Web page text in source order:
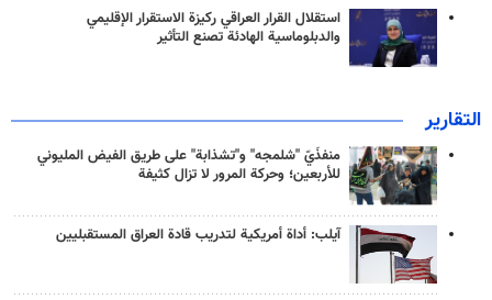
استقلال القرار العراقي ركيزة الاستقرار الإقليمي
والدبلوماسية الهادئة تصنع التأثير
التقارير
منفذَيّ "شلمجه" و"تشذابة" على طريق الفيض المليوني
للأربعين؛ وحركة المرور لا تزال كثيفة
آيلب: أداة أمريكية لتدريب قادة العراق المستقبليين